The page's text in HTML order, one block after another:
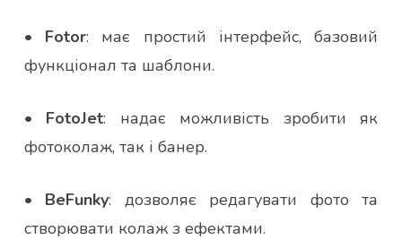
• Fotor: має простий інтерфейс, базовий
функціонал та шаблони.
• FotoJet: надає можливість зробити як
фотоколаж, так і банер.
• BeFunky: дозволяє редагувати фото та
створювати колаж з ефектами.